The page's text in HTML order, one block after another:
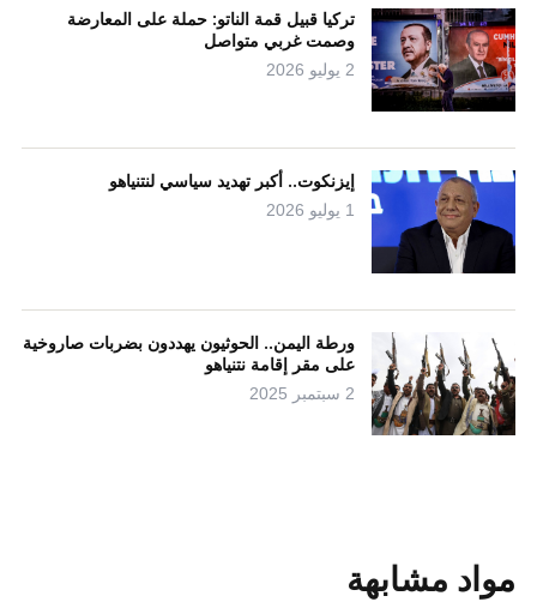
تركيا قبيل قمة الناتو: حملة على المعارضة
وصمت غربي متواصل
2 يوليو 2026
إيزنكوت.. أكبر تهديد سياسي لنتنياهو
1 يوليو 2026
ورطة اليمن.. الحوثيون يهددون بضربات صاروخية
على مقر إقامة نتنياهو
2 سبتمبر 2025
مواد مشابهة